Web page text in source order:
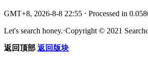
GMT+8, 2026-8-8 22:55 ⋅ Processed in
Let's search honey.⋅Copyright © 2021
返回顶部 返回版块